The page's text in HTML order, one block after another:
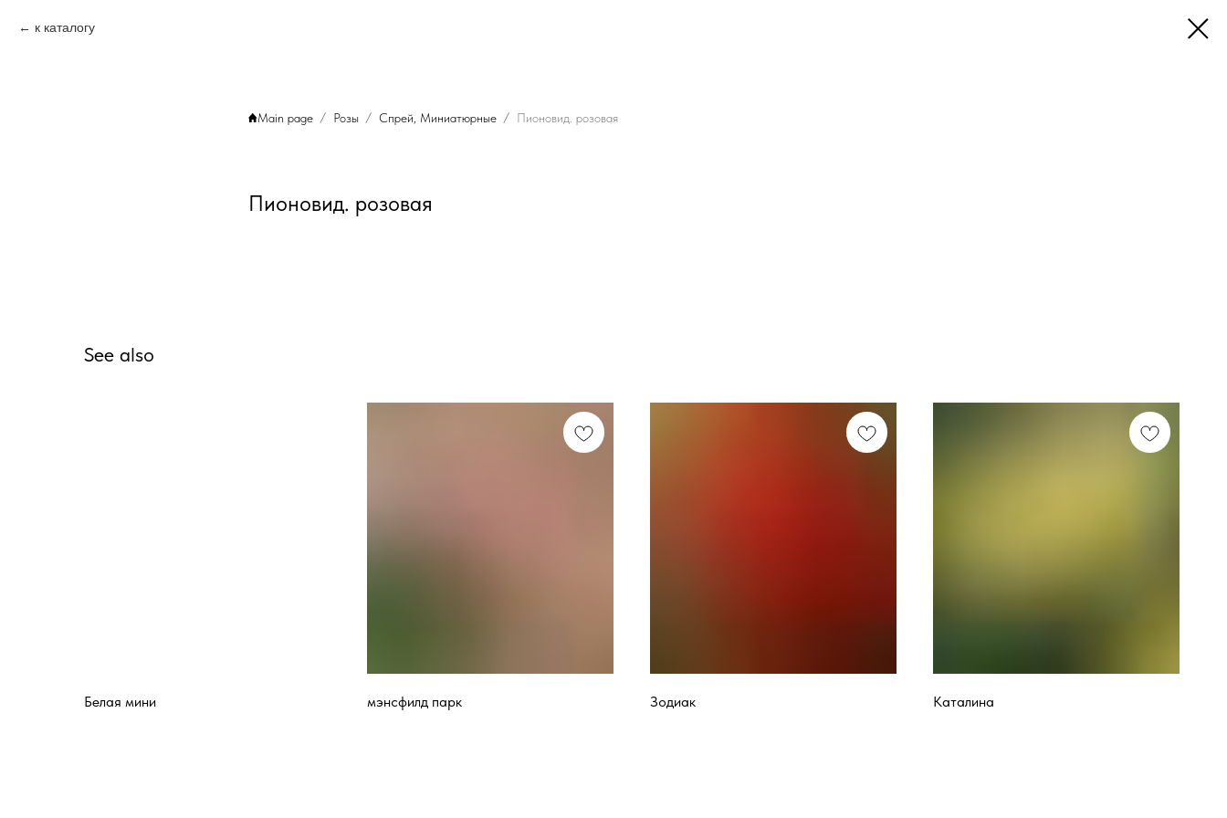
к каталогу
Main page Розы Спрей, Миниатюрные Пионовид. розовая
Пионовид. розовая
See also
Белая мини мэнсфилд парк Зодиак Каталина